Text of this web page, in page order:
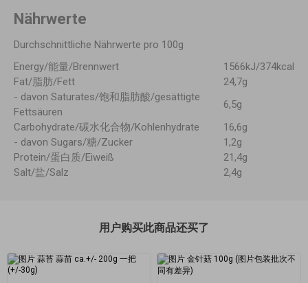
Nährwerte
Durchschnittliche Nährwerte pro 100g
Energy/能量/Brennwert
1566kJ/374kcal
Fat/脂肪/Fett
24,7g
- davon Saturates/饱和脂肪酸/gesättigte
Fettsäuren
6,5g
Carbohydrate/碳水化合物/Kohlenhydrate
16,6g
- davon Sugars/糖/Zucker
1,2g
Protein/蛋白质/Eiweiß
21,4g
Salt/盐/Salz
2,4g
用户购买此商品还买了